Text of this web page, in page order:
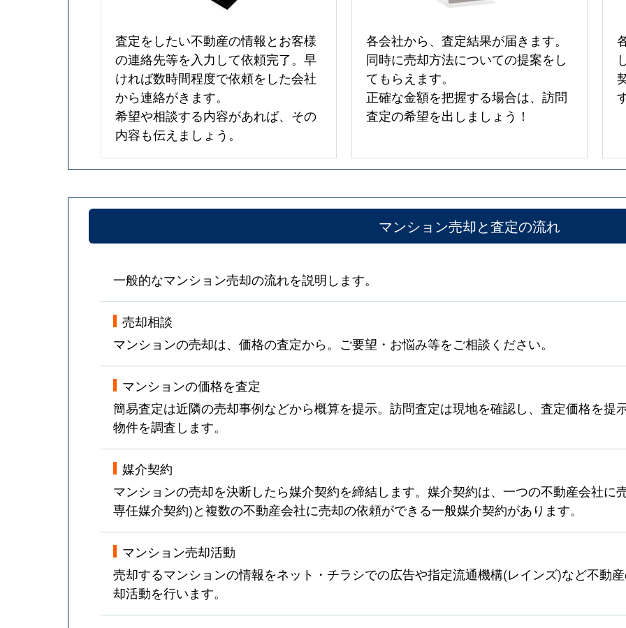
査定をしたい不動産の情報とお客様
の連絡先等を入力して依頼完了。早
ければ数時間程度で依頼をした会社
から連絡がきます。
希望や相談する内容があれば、その
内容も伝えましょう。
各会社から、査定結果が届きます。
同時に売却方法についての提案をし
てもらえます。
正確な金額を把握する場合は、訪問
査定の希望を出しましょう！
マンション売却と査定の流れ
一般的なマンション売却の流れを説明します。
売却相談
マンションの売却は、価格の査定から。ご要望・お悩み等をご相談ください。
マンションの価格を査定
簡易査定は近隣の売却事例などから概算を提示。訪問査定は現地を確認し、査定価格を提
物件を調査します。
媒介契約
マンションの売却を決断したら媒介契約を締結します。媒介契約は、一つの不動産会社に
専任媒介契約)と複数の不動産会社に売却の依頼ができる一般媒介契約があります。
マンション売却活動
売却するマンションの情報をネット・チラシでの広告や指定流通機構(レインズ)など不動
却活動を行います。